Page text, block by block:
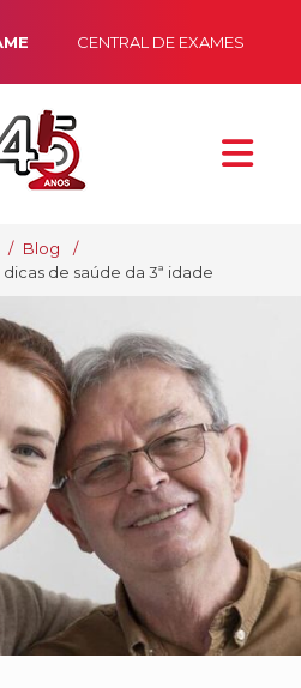
CENTRAL DE EXAMES
Blog
de saúde da 3ª idade